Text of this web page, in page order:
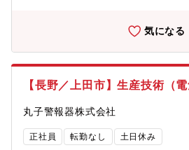
模工事や技術検討を専門的に実施してい
プは、30～50名程度のメンバーで構成
「設備建設」など，実施業務単位でチー
【ポジションの魅力】・地域の電力の安
で、お客さまの日常やビジネスを支える
模設備である送変電設備の保守業務、建
める役割を担い、プロジェクトマネジメ
ができます。
問題に多くの企業様が課題を持っており
す。160億を超える売り上げを誇り財務
定性や将来性も抜群です！【キャリアパ
のもと業務を習得頂き、適性や経験に応
部門の管理職をお任せする場合もありま
気になる
【長野／上田市】生産技術（
丸子警報器株式会社
正社員 転勤なし 土日休み